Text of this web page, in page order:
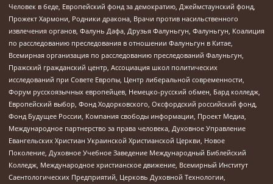
Человек в беде, Европейский фонд за демократию, Джеймстаунский фонд,
Прожект Хармони, Родники дракона, Врачи против насильственного
извлечения органов, Фалунь Дафа, Друзья Фалуньгун, Фалуньгун, Коалиция
по расследованию преследования в отношении Фалуньгун в Китае,
Всемирная организация по расследованию преследований Фалуньгун,
Пражский гражданский центр, Ассоциация школ политических
исследований при Совете Европы, Центр либеральной современности,
Форум русскоязычных европейцев, Немецко-русский обмен, Бард колледж,
Европейский выбор, Фонд Ходорковского, Оксфордский российский фонд,
Фонд Будущее России, Компания свободы информации, Проект Медиа,
Международное партнерство за права человека, Духовное Управление
Евангельских Христиан Украинской Христианской Церкви, Новое
Поколение, Духовное Учебное Заведение Международный Библейский
Колледж, Международное христианское движение, Всемирный Институт
Саентологических Предприятий, Церковь Духовной Технологии,